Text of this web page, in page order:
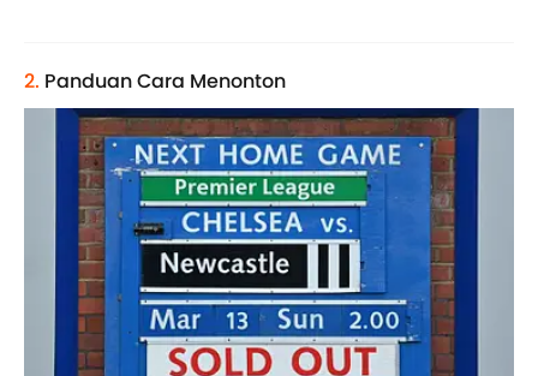
2. Panduan Cara Menonton